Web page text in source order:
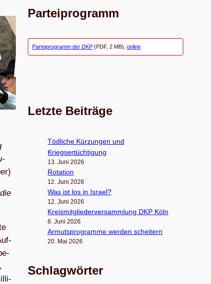
Parteiprogramm
Parteiprogramm der DKP (PDF, 2 MB), online
Letzte Beiträge
Töd­li­che Kür­zun­gen und
Kriegsertüchtigung
13. Juni 2026
Rota­tion
12. Juni 2026
Was ist los in Israel?
12. Juni 2026
Kreis­mit­glie­der­ver­samm­lung DKP Köln
6. Juni 2026
Armuts­pro­gramme wer­den scheitern
20. Mai 2026
Schlagwörter